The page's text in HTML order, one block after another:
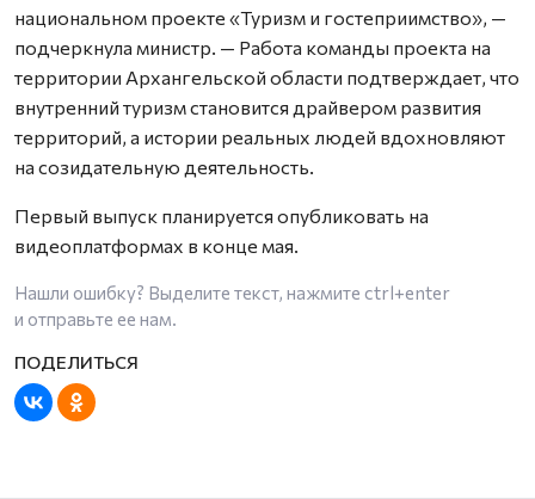
национальном проекте «Туризм и гостеприимство», —
подчеркнула министр. — Работа команды проекта на
территории Архангельской области подтверждает, что
внутренний туризм становится драйвером развития
территорий, а истории реальных людей вдохновляют
на созидательную деятельность.
Первый выпуск планируется опубликовать на
видеоплатформах в конце мая.
Нашли ошибку? Выделите текст, нажмите ctrl+enter
и отправьте ее нам.